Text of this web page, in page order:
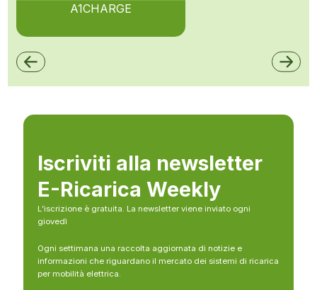
A1CHARGE
Iscriviti alla newsletter
E-Ricarica Weekly
L’iscrizione è gratuita. La newsletter viene inviato ogni
giovedì
Ogni settimana una raccolta aggiornata di notizie e
informazioni che riguardano il mercato dei sistemi di ricarica
per mobilità elettrica.